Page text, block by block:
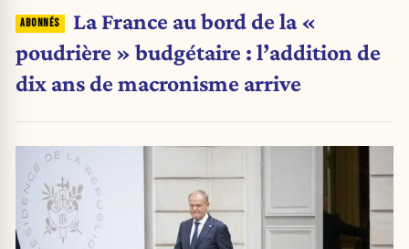
La France au bord de la «
poudrière » budgétaire : l’addition de
dix ans de macronisme arrive